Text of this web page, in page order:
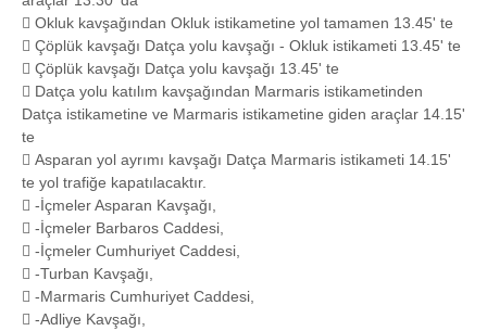
 Okluk kavşağından Okluk istikametine yol tamamen 13.45' te
 Çöplük kavşağı Datça yolu kavşağı - Okluk istikameti 13.45' te
 Çöplük kavşağı Datça yolu kavşağı 13.45' te
 Datça yolu katılım kavşağından Marmaris istikametinden
Datça istikametine ve Marmaris istikametine giden araçlar 14.15'
te
 Asparan yol ayrımı kavşağı Datça Marmaris istikameti 14.15'
te yol trafiğe kapatılacaktır.
 -İçmeler Asparan Kavşağı,
 -İçmeler Barbaros Caddesi,
 -İçmeler Cumhuriyet Caddesi,
 -Turban Kavşağı,
 -Marmaris Cumhuriyet Caddesi,
 -Adliye Kavşağı,